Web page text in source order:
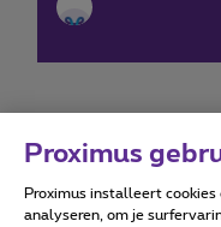
Proximus
Proximus installeert
analyseren, om je